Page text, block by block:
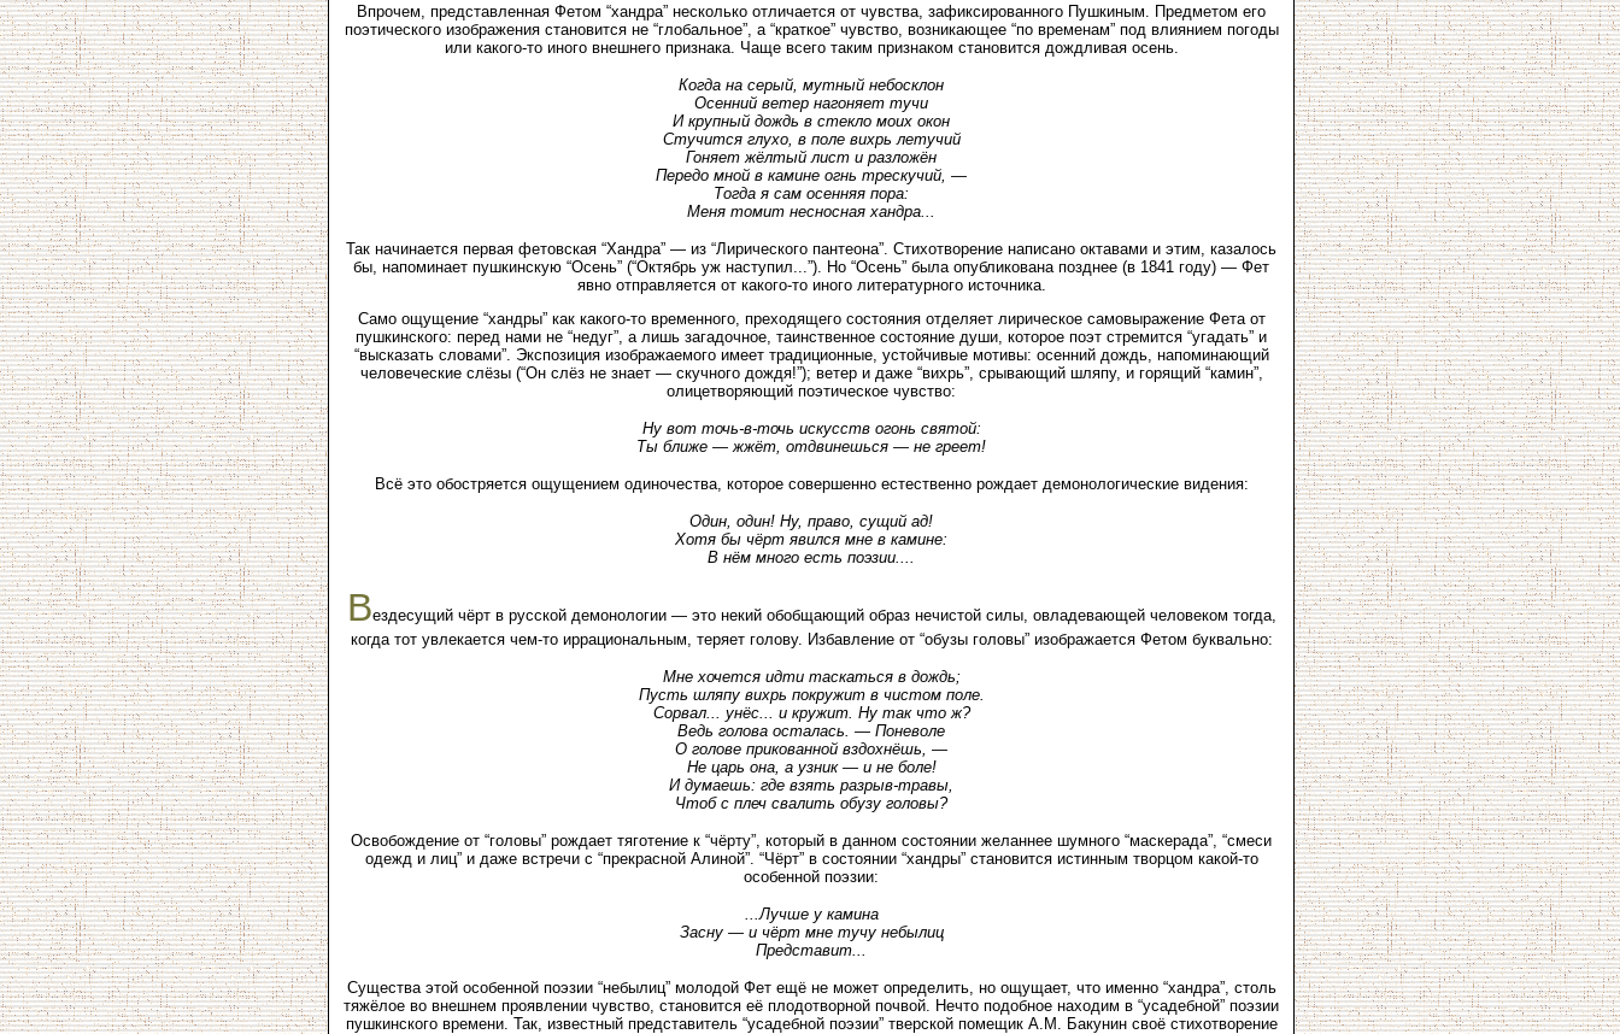
Впрочем, представленная Фетом “хандра” несколько отличается от чувства, зафиксированного Пушкиным. Предметом его
поэтического изображения становится не “глобальное”, а “краткое” чувство, возникающее “по временам” под влиянием погоды
или какого-то иного внешнего признака. Чаще всего таким признаком становится дождливая осень.
Когда на серый, мутный небосклон
Осенний ветер нагоняет тучи
И крупный дождь в стекло моих окон
Стучится глухо, в поле вихрь летучий
Гоняет жёлтый лист и разложён
Передо мной в камине огнь трескучий, —
Тогда я сам осенняя пора:
Меня томит несносная хандра...
Так начинается первая фетовская “Хандра” — из “Лирического пантеона”. Стихотворение написано октавами и этим, казалось
бы, напоминает пушкинскую “Осень” (“Октябрь уж наступил...”). Но “Осень” была опубликована позднее (в 1841 году) — Фет
явно отправляется от какого-то иного литературного источника.
Само ощущение “хандры” как какого-то временного, преходящего состояния отделяет лирическое самовыражение Фета от
пушкинского: перед нами не “недуг”, а лишь загадочное, таинственное состояние души, которое поэт стремится “угадать” и
“высказать словами”. Экспозиция изображаемого имеет традиционные, устойчивые мотивы: осенний дождь, напоминающий
человеческие слёзы (“Он слёз не знает — скучного дождя!”); ветер и даже “вихрь”, срывающий шляпу, и горящий “камин”,
олицетворяющий поэтическое чувство:
Ну вот точь-в-точь искусств огонь святой:
Ты ближе — жжёт, отдвинешься — не греет!
Всё это обостряется ощущением одиночества, которое совершенно естественно рождает демонологические видения:
Один, один! Ну, право, сущий ад!
Хотя бы чёрт явился мне в камине:
В нём много есть поэзии....
Вездесущий чёрт в русской демонологии — это некий обобщающий образ нечистой силы, овладевающей человеком тогда,
когда тот увлекается чем-то иррациональным, теряет голову. Избавление от “обузы головы” изображается Фетом буквально:
Мне хочется идти таскаться в дождь;
Пусть шляпу вихрь покружит в чистом поле.
Сорвал... унёс... и кружит. Ну так что ж?
Ведь голова осталась. — Поневоле
О голове прикованной вздохнёшь, —
Не царь она, а узник — и не боле!
И думаешь: где взять разрыв-травы,
Чтоб с плеч свалить обузу головы?
Освобождение от “головы” рождает тяготение к “чёрту”, который в данном состоянии желаннее шумного “маскерада”, “смеси
одежд и лиц” и даже встречи с “прекрасной Алиной”. “Чёрт” в состоянии “хандры” становится истинным творцом какой-то
особенной поэзии:
...Лучше у камина
Засну — и чёрт мне тучу небылиц
Представит...
Существа этой особенной поэзии “небылиц” молодой Фет ещё не может определить, но ощущает, что именно “хандра”, столь
тяжёлое во внешнем проявлении чувство, становится её плодотворной почвой. Нечто подобное находим в “усадебной” поэзии
пушкинского времени. Так, известный представитель “усадебной поэзии” тверской помещик А.М. Бакунин своё стихотворение